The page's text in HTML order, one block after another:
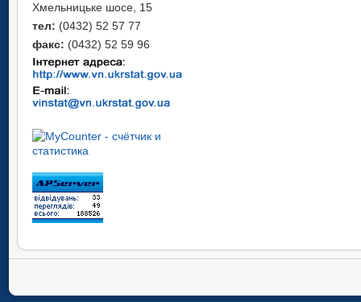
Хмельницьке шосе, 15
тел: (0432) 52 57 77
факс: (0432) 52 59 96